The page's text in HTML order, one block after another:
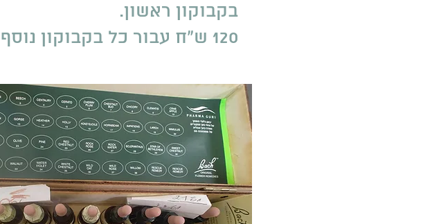
בקבוקון ראשון.
120 ש"ח עבור כל בקבוקון נוסף.